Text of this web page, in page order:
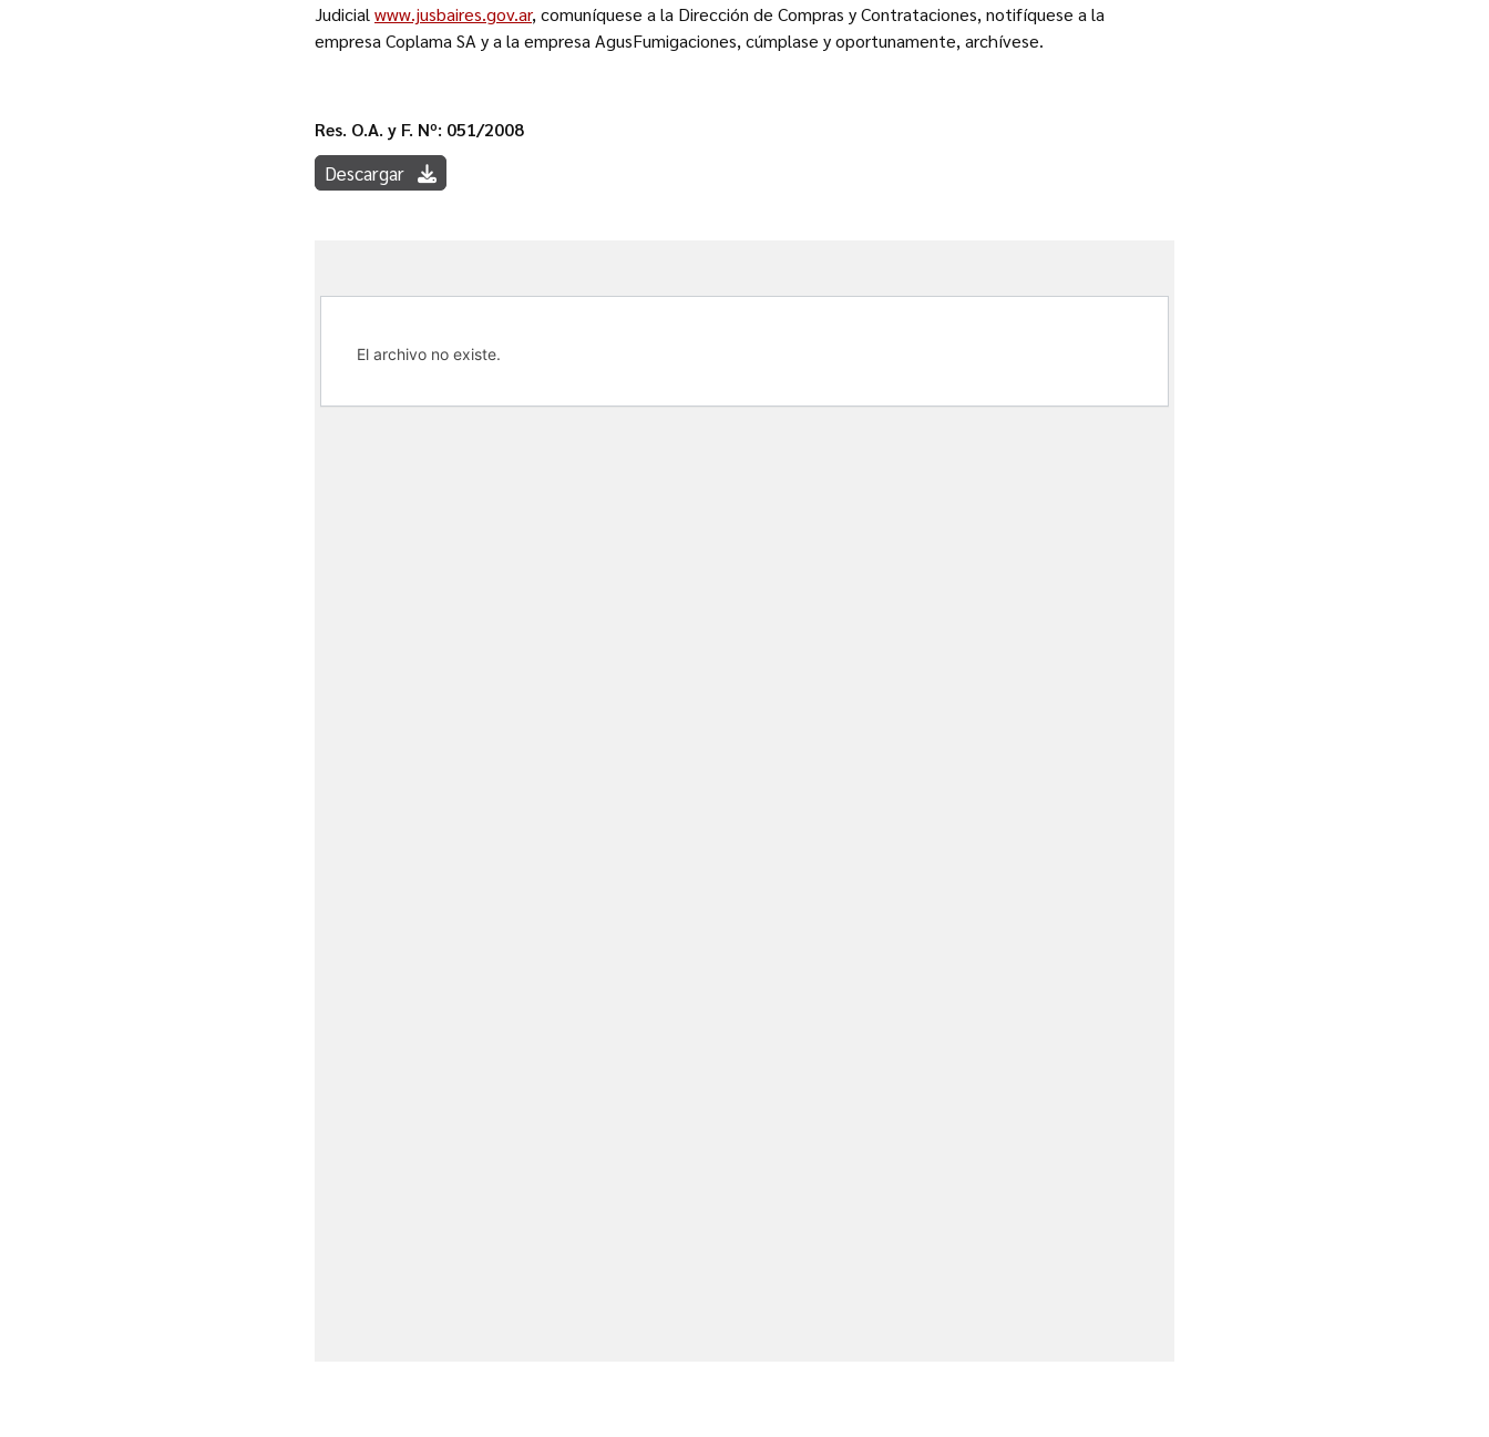
Judicial www.jusbaires.gov.ar, comuníquese a la Dirección de Compras y Contrataciones, notifíquese a la
empresa Coplama SA y a la empresa AgusFumigaciones, cúmplase y oportunamente, archívese.
Res. O.A. y F. Nº: 051/2008
Descargar